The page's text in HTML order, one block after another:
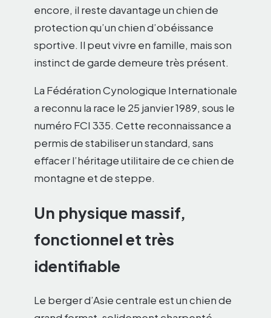
encore, il reste davantage un chien de
protection qu’un chien d’obéissance
sportive. Il peut vivre en famille, mais son
instinct de garde demeure très présent.
La Fédération Cynologique Internationale
a reconnu la race le 25 janvier 1989, sous le
numéro FCI 335. Cette reconnaissance a
permis de stabiliser un standard, sans
effacer l’héritage utilitaire de ce chien de
montagne et de steppe.
Un physique massif,
fonctionnel et très
identifiable
Le berger d’Asie centrale est un chien de